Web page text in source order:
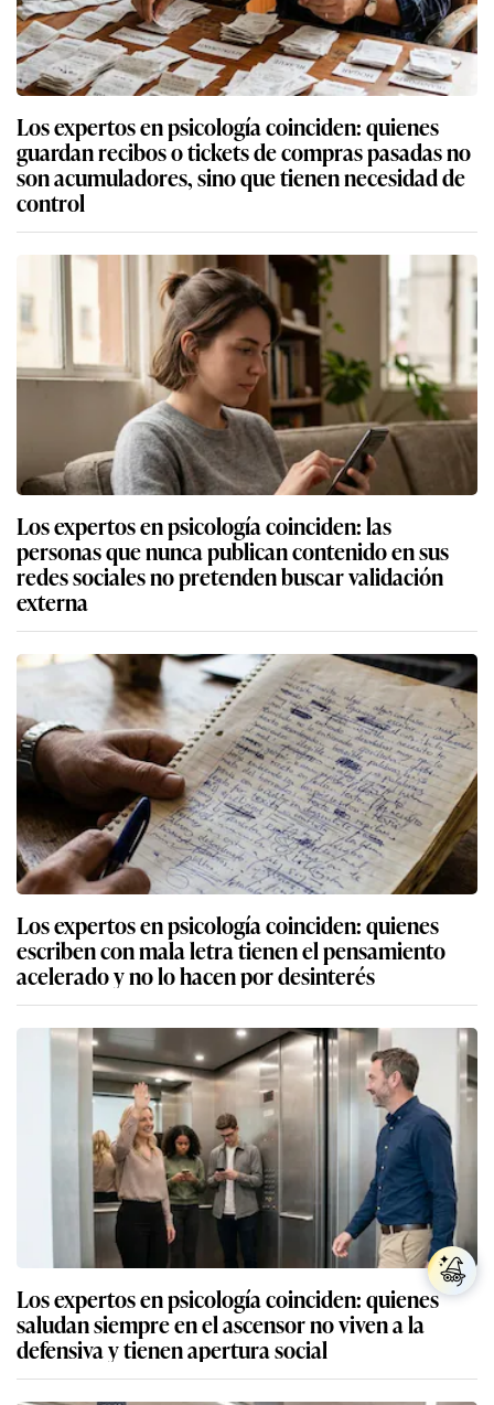
Los expertos en psicología coinciden: quienes
guardan recibos o tickets de compras pasadas no
son acumuladores, sino que tienen necesidad de
control
Los expertos en psicología coinciden: las
personas que nunca publican contenido en sus
redes sociales no pretenden buscar validación
externa
Los expertos en psicología coinciden: quienes
escriben con mala letra tienen el pensamiento
acelerado y no lo hacen por desinterés
Los expertos en psicología coinciden: quienes
saludan siempre en el ascensor no viven a la
defensiva y tienen apertura social